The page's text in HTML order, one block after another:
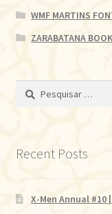
WMF MARTINS
ZARABATANA
Pesquisar
Recent Posts
X-Men Annual #10